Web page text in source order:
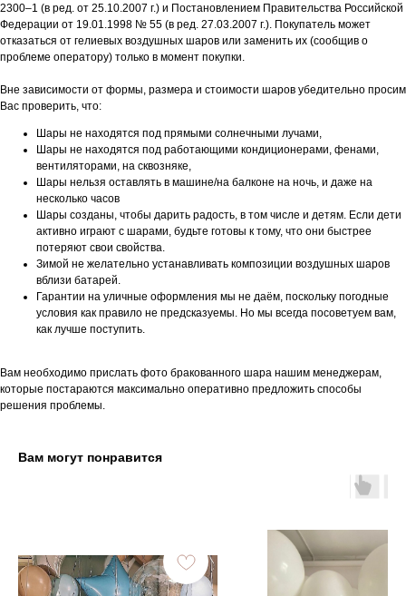
2300–1 (в ред. от 25.10.2007 г.) и Постановлением Правительства Российской
Федерации от 19.01.1998 № 55 (в ред. 27.03.2007 г.). Покупатель может
отказаться от гелиевых воздушных шаров или заменить их (сообщив о
проблеме оператору) только в момент покупки.
Вне зависимости от формы, размера и стоимости шаров убедительно просим
Вас проверить, что:
Шары не находятся под прямыми солнечными лучами,
Шары не находятся под работающими кондиционерами, фенами,
вентиляторами, на сквозняке,
Шары нельзя оставлять в машине/на балконе на ночь, и даже на
несколько часов
Шары созданы, чтобы дарить радость, в том числе и детям. Если дети
активно играют с шарами, будьте готовы к тому, что они быстрее
потеряют свои свойства.
Зимой не желательно устанавливать композиции воздушных шаров
вблизи батарей.
Гарантии на уличные оформления мы не даём, поскольку погодные
условия как правило не предсказуемы. Но мы всегда посоветуем вам,
как лучше поступить.
Вам необходимо прислать фото бракованного шара нашим менеджерам,
которые постараются максимально оперативно предложить способы
решения проблемы.
Вам могут понравится